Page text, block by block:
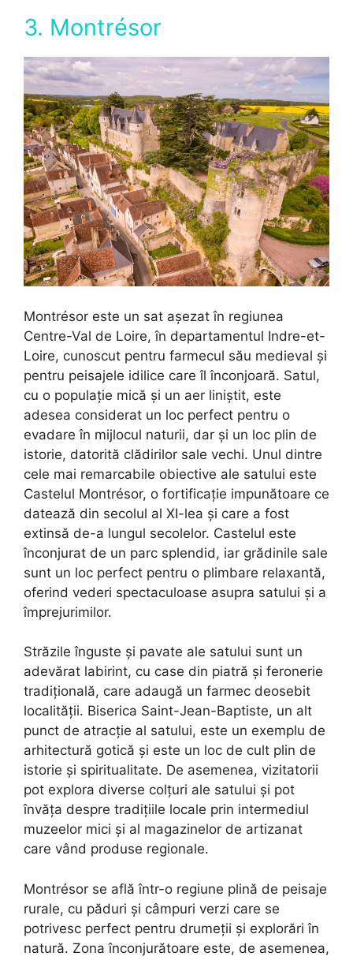
3. Montrésor
Montrésor este un sat așezat în regiunea
Centre-Val de Loire, în departamentul Indre-et-
Loire, cunoscut pentru farmecul său medieval și
pentru peisajele idilice care îl înconjoară. Satul,
cu o populație mică și un aer liniștit, este
adesea considerat un loc perfect pentru o
evadare în mijlocul naturii, dar și un loc plin de
istorie, datorită clădirilor sale vechi. Unul dintre
cele mai remarcabile obiective ale satului este
Castelul Montrésor, o fortificație impunătoare ce
datează din secolul al XI-lea și care a fost
extinsă de-a lungul secolelor. Castelul este
înconjurat de un parc splendid, iar grădinile sale
sunt un loc perfect pentru o plimbare relaxantă,
oferind vederi spectaculoase asupra satului și a
împrejurimilor.
Străzile înguste și pavate ale satului sunt un
adevărat labirint, cu case din piatră și feronerie
tradițională, care adaugă un farmec deosebit
localității. Biserica Saint-Jean-Baptiste, un alt
punct de atracție al satului, este un exemplu de
arhitectură gotică și este un loc de cult plin de
istorie și spiritualitate. De asemenea, vizitatorii
pot explora diverse colțuri ale satului și pot
învăța despre tradițiile locale prin intermediul
muzeelor mici și al magazinelor de artizanat
care vând produse regionale.
Montrésor se află într-o regiune plină de peisaje
rurale, cu păduri și câmpuri verzi care se
potrivesc perfect pentru drumeții și explorări în
natură. Zona înconjurătoare este, de asemenea,